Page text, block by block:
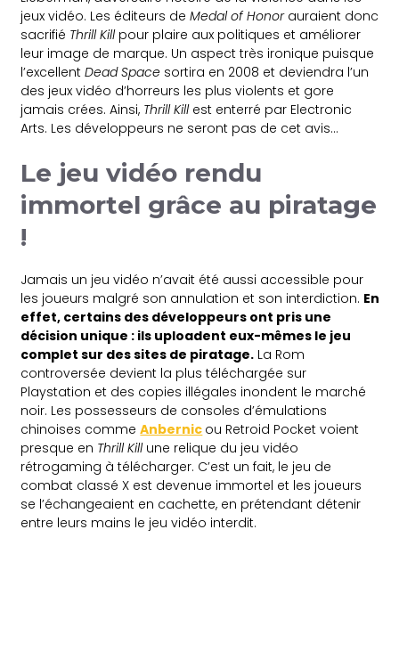
jeux vidéo. Les éditeurs deMedal of Honorauraient donc
sacrifié Thrill Killpour plaire aux politiques et améliorer
leur image de marque. Un aspect très ironique puisque
l’excellentDead Space sortira en 2008 et deviendra l’un
des jeux vidéo d’horreurs les plus violents et gore
jamais crées. Ainsi, Thrill Killest enterré par Electronic
Arts. Les développeurs ne seront pas de cet avis…
Le jeu vidéo rendu
immortel grâce au piratage
!
Jamais un jeu vidéo n’avait été aussi accessible pour
les joueurs malgré son annulation et son interdiction. En
effet, certains des développeurs ont pris une
décision unique : ils uploadent eux-mêmes le jeu
complet sur des sites de piratage. La Rom
controversée devient la plus téléchargée sur
Playstation et des copies illégales inondent le marché
noir. Les possesseurs de consoles d’émulations
chinoises commeAnbernic ou Retroid Pocket voient
presque en Thrill Killune relique du jeu vidéo
rétrogaming à télécharger. C’est un fait, le jeu de
combat classé X est devenue immortel et les joueurs
se l’échangeaient en cachette, en prétendant détenir
entre leurs mains le jeu vidéo interdit.